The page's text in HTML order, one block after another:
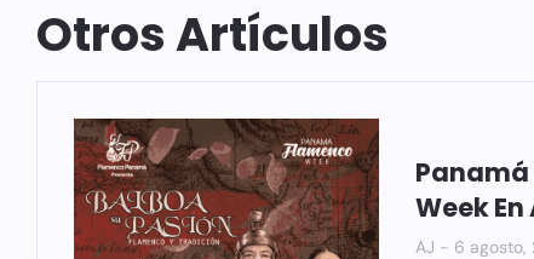
Otros Artículos
Week
AJ 6 agosto,